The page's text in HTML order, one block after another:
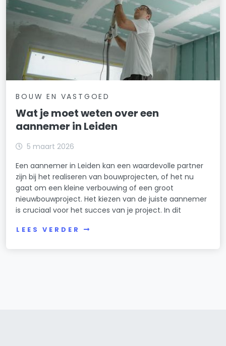
BOUW EN VASTGOED
Wat je moet weten over een
aannemer in Leiden
5 maart 2026
Een aannemer in Leiden kan een waardevolle partner
zijn bij het realiseren van bouwprojecten, of het nu
gaat om een kleine verbouwing of een groot
nieuwbouwproject. Het kiezen van de juiste aannemer
is cruciaal voor het succes van je project. In dit
LEES VERDER